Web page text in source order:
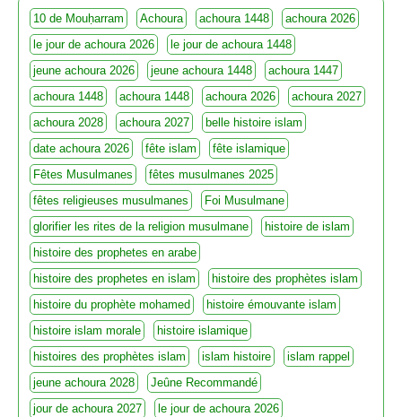
10 de Mouḥarram Achoura achoura 1448
achoura 2026
le jour de achoura 2026
le jour de achoura 1448
jeune achoura 2026
jeune achoura 1448
achoura 1447
achoura 1448
achoura 1448 achoura 2026
achoura 2027
achoura 2028
achoura 2027
belle histoire islam
date achoura 2026
fête islam
fête islamique
Fêtes Musulmanes
fêtes musulmanes 2025
fêtes religieuses musulmanes
Foi Musulmane
glorifier les rites de la religion musulmane
histoire de islam
histoire des prophetes en arabe
histoire des prophetes en islam
histoire des prophètes islam
histoire du prophète mohamed
histoire émouvante islam
histoire islam morale
histoire islamique
histoires des prophètes islam
islam histoire
islam rappel
jeune achoura 2028
Jeûne Recommandé
jour de achoura 2027
le jour de achoura 2026